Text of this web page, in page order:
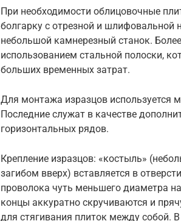
При необходимости облицовочные
болгарку с отрезной и шлифовальной
небольшой камнерезный станок.
использованием стальной полоски,
больших временных затрат.
Для монтажа изразцов используется
Последние служат в качестве
горизонтальных рядов.
Крепление изразцов: «костыль»
загибом вверх) вставляется в
проволока чуть меньшего диаметра
концы аккуратно скручиваются и
для стягивания плиток между собой.